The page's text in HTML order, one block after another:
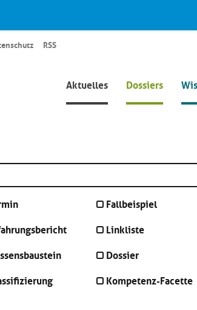
Aktuelles Dossiers
RSS
Fallbeispiel
Linkliste
Dossier
Kompetenz-Facette